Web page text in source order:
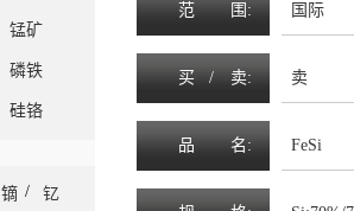
锰矿
磷铁
硅铬
镝 / 钇
范 围 : 国际
买 / 卖: 卖
品 名 : FeSi